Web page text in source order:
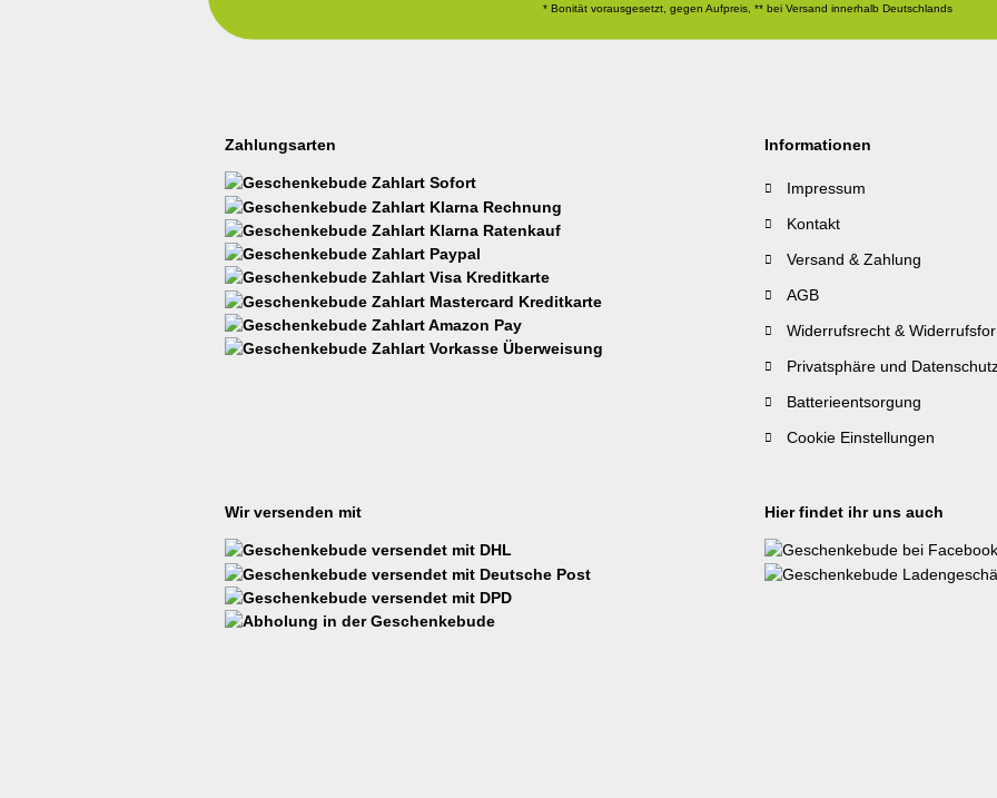
* Bonität vorausgesetzt, gegen Aufpreis, ** bei Versand innerhalb Deutschlands
Zahlungsarten Informationen
Impressum
Kontakt
Versand & Zahlung
AGB
Widerrufsrecht &
Privatsphäre und
Batterieentsorgung
Cookie Einstellungen
Wir versenden mit Hier findet ihr uns auch